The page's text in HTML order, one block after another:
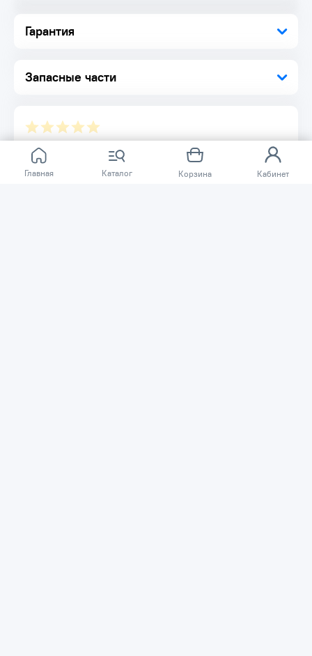
Главная Каталог Корзина Кабинет
Гарантия
Запасные части
Рабочий агрегат 1 шт.
Отзывов ещё нет.
Расскажите о товаре, который приобрели у нас.